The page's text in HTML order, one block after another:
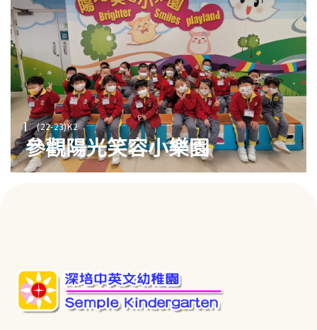
(22-23)K2
參觀陽光笑容小樂園